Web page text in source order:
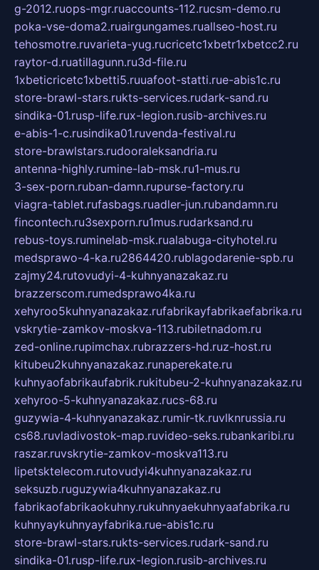
g-2012.ruops-mgr.ruaccounts-112.rucsm-demo.ru
poka-vse-doma2.ruairgungames.ruallseo-host.ru
tehosmotre.ruvarieta-yug.rucricetc1xbetr1xbetcc2.ru
raytor-d.ruatillagunn.ru3d-file.ru
1xbeticricetc1xbetti5.ruuafoot-statti.rue-abis1c.ru
store-brawl-stars.rukts-services.rudark-sand.ru
sindika-01.rusp-life.rux-legion.rusib-archives.ru
e-abis-1-c.rusindika01.ruvenda-festival.ru
store-brawlstars.rudooraleksandria.ru
antenna-highly.rumine-lab-msk.ru1-mus.ru
3-sex-porn.ruban-damn.rupurse-factory.ru
viagra-tablet.rufasbags.ruadler-jun.rubandamn.ru
fincontech.ru3sexporn.ru1mus.rudarksand.ru
rebus-toys.ruminelab-msk.rualabuga-cityhotel.ru
medsprawo-4-ka.ru2864420.rublagodarenie-spb.ru
zajmy24.rutovudyi-4-kuhnyanazakaz.ru
brazzerscom.rumedsprawo4ka.ru
xehyroo5kuhnyanazakaz.rufabrikayfabrikaefabrika.ru
vskrytie-zamkov-moskva-113.rubiletnadom.ru
zed-online.rupimchax.rubrazzers-hd.ruz-host.ru
kitubeu2kuhnyanazakaz.runaperekate.ru
kuhnyaofabrikaufabrik.rukitubeu-2-kuhnyanazakaz.ru
xehyroo-5-kuhnyanazakaz.rucs-68.ru
guzywia-4-kuhnyanazakaz.rumir-tk.ruvlknrussia.ru
cs68.ruvladivostok-map.ruvideo-seks.rubankaribi.ru
raszar.ruvskrytie-zamkov-moskva113.ru
lipetsktelecom.rutovudyi4kuhnyanazakaz.ru
seksuzb.ruguzywia4kuhnyanazakaz.ru
fabrikaofabrikaokuhny.rukuhnyaekuhnyaafabrika.ru
kuhnyaykuhnyayfabrika.rue-abis1c.ru
store-brawl-stars.rukts-services.rudark-sand.ru
sindika-01.rusp-life.rux-legion.rusib-archives.ru